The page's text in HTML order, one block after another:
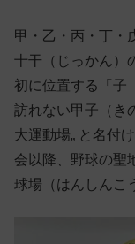
甲・乙・丙・丁・
十干（じっかん）
初に位置する「子
訪れない甲子（き
大運動場„ と名付
会以降、野球の聖
球場（はんしんこ